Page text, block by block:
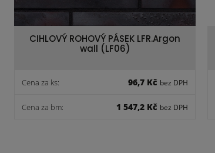
CIHLOVÝ ROHOVÝ PÁSEK LFR.Argon
wall (LF06)
Cena za ks: 96,7 Kč bez DPH
Cena za bm: 1 547,2 Kč bez DPH